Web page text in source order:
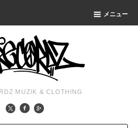
メニュー
MUZIK & CLOTHING